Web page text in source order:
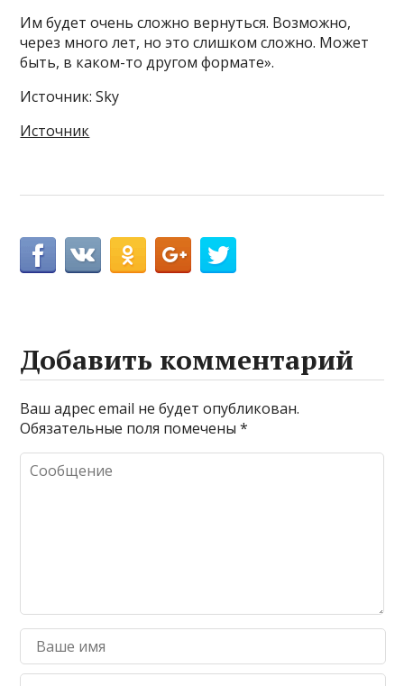
Им будет очень сложно вернуться. Возможно,
через много лет, но это слишком сложно. Может
быть, в каком-то другом формате».
Источник: Sky
Источник
Добавить комментарий
Ваш адрес email не будет опубликован.
Обязательные поля помечены*